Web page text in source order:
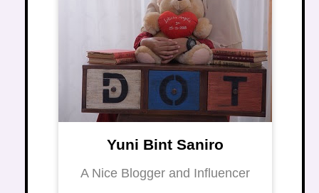
Yuni Bint Saniro
A Nice Blogger and Influencer